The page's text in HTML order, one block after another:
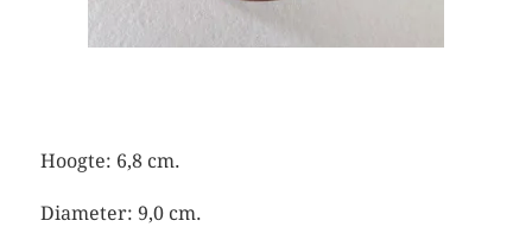
Hoogte: 6,8 cm.
Diameter: 9,0 cm.